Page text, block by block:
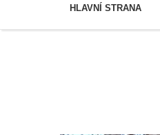
HLAVNÍ STRANA